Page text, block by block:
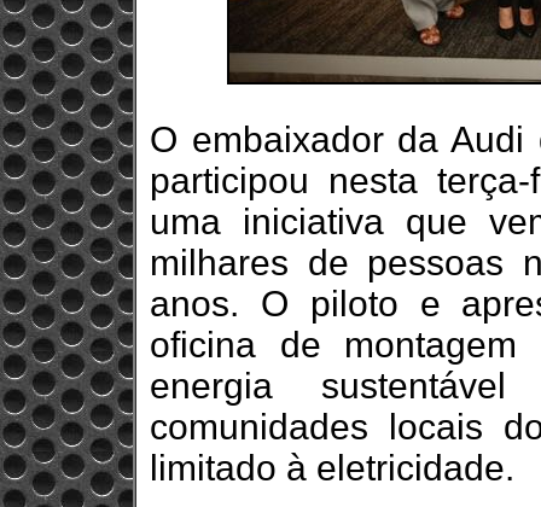
O embaixador da
participou nesta
uma iniciativa que
milhares de pessoas
anos. O piloto e
oficina de
energia
comunidades locais
limitado à eletricidade.